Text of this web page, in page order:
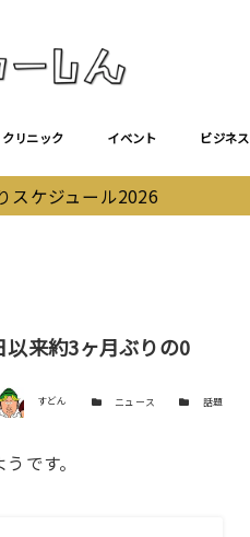
クリニック イベント ビジネス
スケジュール2026
来約3ヶ月ぶりの0
著者 すどん カテゴリー
ニュース カテゴリー
話題
です。